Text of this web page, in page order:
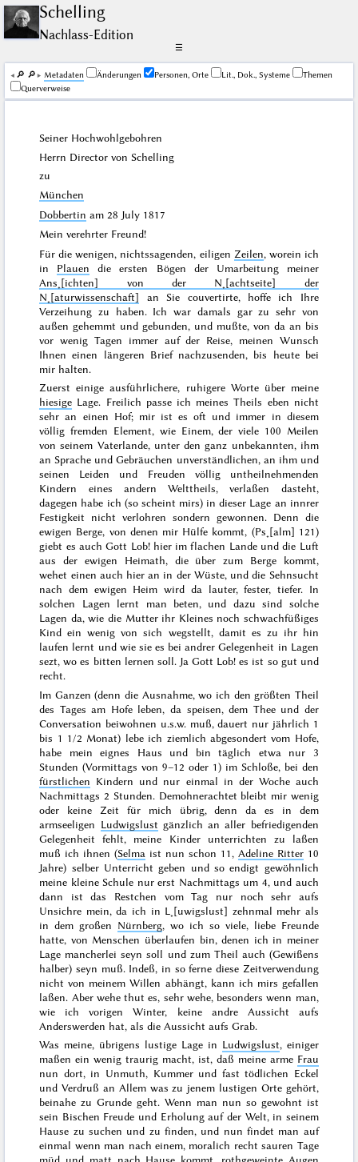
Schelling
Nachlass-Edition
☰
🔎︎ 🔎︎ Me­ta­da­ten Änderungen Personen, Orte Lit., Dok., Systeme
Themen
Querverweise
Seiner Hochwohlgebohren
Herrn Director von Schelling
zu
München
Dobbertin am 28 July 1817
Mein verehrter Freund!
Für die wenigen, nichtssagenden, eiligen Zeilen, worein ich
in Plauen die ersten Bögen der Umarbeitung meiner
Ans˖[ichten] von der N˖[achtseite] der
N˖[aturwissenschaft] an Sie couvertirte, hoffe ich Ihre
Verzeihung zu haben. Ich war damals gar zu sehr von
außen gehemmt und gebunden, und mußte, von da an bis
vor wenig Tagen immer auf der Reise, meinen Wunsch
Ihnen einen längeren Brief nachzusenden, bis heute bei
mir halten.
Zuerst einige ausführlichere, ruhigere Worte über meine
hiesige Lage. Freilich passe ich meines Theils eben nicht
sehr an einen Hof; mir ist es oft und immer in diesem
völlig fremden Element, wie Einem, der viele 100 Meilen
von seinem Vaterlande, unter den ganz unbekannten, ihm
an Sprache und Gebräuchen unverständlichen, an ihm und
seinen Leiden und Freuden völlig untheilnehmenden
Kindern eines andern Welttheils, verlaßen dasteht,
dagegen habe ich (so scheint mirs) in dieser Lage an innrer
Festigkeit nicht verlohren sondern gewonnen. Denn die
ewigen Berge, von denen mir Hülfe kommt, (Ps˖[alm] 121)
giebt es auch Gott Lob! hier im flachen Lande und die Luft
aus der ewigen Heimath, die über zum Berge kommt,
wehet einen auch hier an in der Wüste, und die Sehnsucht
nach dem ewigen Heim wird da lauter, fester, tiefer. In
solchen Lagen lernt man beten, und dazu sind solche
Lagen da, wie die Mutter ihr Kleines noch schwachfüßiges
Kind ein wenig von sich wegstellt, damit es zu ihr hin
laufen lernt und wie sie es bei andrer Gelegenheit in Lagen
sezt, wo es bitten lernen soll. Ja Gott Lob! es ist so gut und
recht.
Im Ganzen (denn die Ausnahme, wo ich den größten Theil
des Tages am Hofe leben, da speisen, dem Thee und der
Conversation beiwohnen u.s.w. muß, dauert nur jährlich 1
bis 1 1/2 Monat) lebe ich ziemlich abgesondert vom Hofe,
habe mein eignes Haus und bin täglich etwa nur 3
Stunden (Vormittags von 9–12 oder 1) im Schloße, bei den
fürstlichen Kindern und nur einmal in der Woche auch
Nachmittags 2 Stunden. Demohnerachtet bleibt mir wenig
oder keine Zeit für mich übrig, denn da es in dem
armseeligen Ludwigslust gänzlich an aller befriedigenden
Gelegenheit fehlt, meine Kinder unterrichten zu laßen
muß ich ihnen (Selma ist nun schon 11, Adeline Ritter10
Jahre) selber Unterricht geben und so endigt gewöhnlich
meine kleine Schule nurerst Nachmittags um 4, und auch
dann ist das Restchen vom Tag nur noch sehr aufs
Unsichre mein, da ich in L˖[uwigslust] zehnmal mehr als
in dem großen Nürnberg, wo ich so viele, liebe Freunde
hatte, von Menschen überlaufen bin, denen ich in meiner
Lage mancherlei seyn soll und zum Theil auch (Gewißens
halber) seyn muß. Indeß, in so ferne diese Zeitverwendung
nicht von meinem Willen abhängt, kann ich mirs gefallen
laßen. Aber wehe thut es, sehr wehe, besonders wenn man,
wie ich vorigenWinter, keine andre Aussicht aufs
Anderswerden hat, als die Aussicht aufs Grab.
Was meine, übrigens lustige Lage in Ludwigslust, einiger
maßen ein wenig traurig macht, ist, daß meine arme Frau
nun dort, in Unmuth, Kummer und fast tödlichen Eckel
und Verdruß an Allem was zu jenem lustigen Orte gehört,
beinahe zu Grunde geht. Wenn man nun so gewohnt ist
sein Bischen Freude und Erholung auf der Welt, in seinem
Hause zu suchen und zu finden, und nun findet man auf
einmal wenn man nach einem, moralich recht sauren Tage